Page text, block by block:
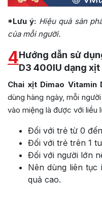
*Lưu ý: Hiệu quả sản
của mỗi người.
4Hướng dẫn sử
D3 400IU dạng xịt
Chai xịt Dimao Vitamin
dùng hàng ngày, mỗi
vào miệng là được với liều
Đối với trẻ từ 0
Đối với trẻ trên 1
Đối với người lớn
Nên dùng liên tục
quả cao.